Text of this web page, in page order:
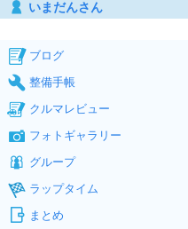
いまだんさん
ブログ
整備手帳
クルマレビュー
フォトギャラリー
グループ
ラップタイム
まとめ